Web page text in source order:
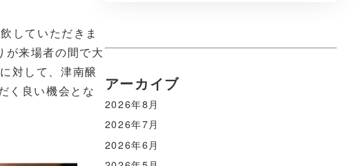
していただきま
が来場者の間で大
対して、津南醸
く良い機会とな
アーカイブ
2026年8月
2026年7月
2026年6月